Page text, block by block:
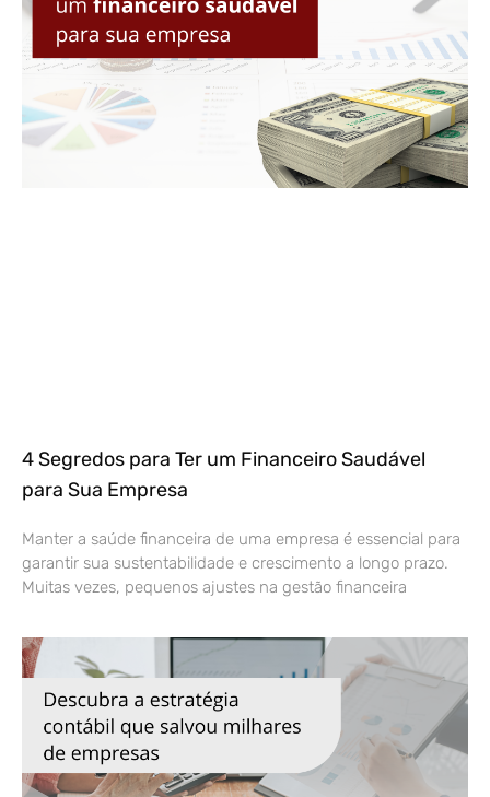
4 Segredos para Ter um Financeiro Saudável
para Sua Empresa
Manter a saúde financeira de uma empresa é essencial para
garantir sua sustentabilidade e crescimento a longo prazo.
Muitas vezes, pequenos ajustes na gestão financeira